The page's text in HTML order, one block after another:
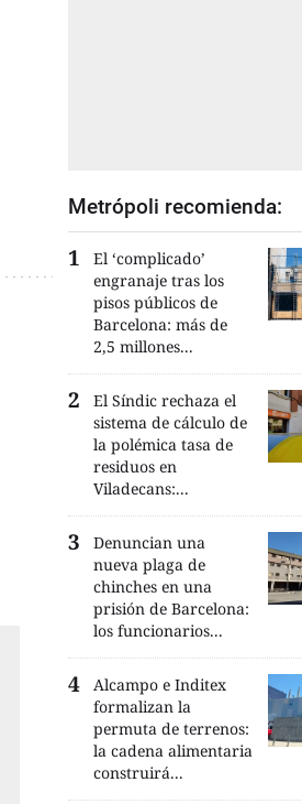
Metrópoli recomienda:
El ‘complicado’
engranaje tras los
pisos públicos de
Barcelona: más de
2,5 millones...
El Síndic rechaza el
sistema de cálculo de
la polémica tasa de
residuos en
Viladecans:...
Denuncian una
nueva plaga de
chinches en una
prisión de Barcelona:
los funcionarios...
Alcampo e Inditex
formalizan la
permuta de terrenos:
la cadena alimentaria
construirá...